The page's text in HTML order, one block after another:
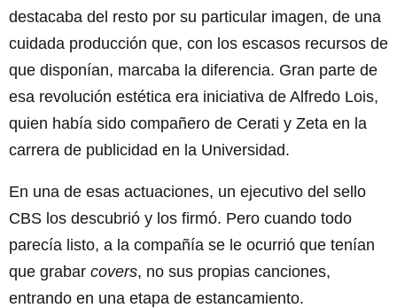
destacaba del resto por su particular imagen, de una
cuidada producción que, con los escasos recursos de
que disponían, marcaba la diferencia. Gran parte de
esa revolución estética era iniciativa de Alfredo Lois,
quien había sido compañero de Cerati y Zeta en la
carrera de publicidad en la Universidad.
En una de esas actuaciones, un ejecutivo del sello
CBS los descubrió y los firmó. Pero cuando todo
parecía listo, a la compañía se le ocurrió que tenían
que grabar covers, no sus propias canciones,
entrando en una etapa de estancamiento.